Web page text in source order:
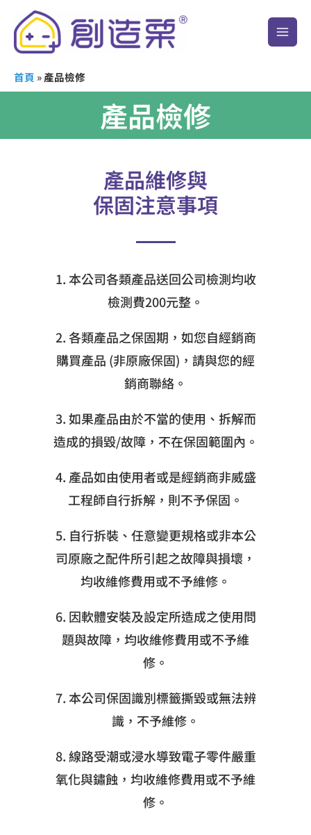
Main
首頁 »產品檢修
產品檢修
產品維修與
保固注意事項
1. 本公司各類產品送回公司檢測均收
檢測費200元整。
2. 各類產品之保固期，如您自經銷商
購買產品 (非原廠保固)，請與您的經
銷商聯絡。
3. 如果產品由於不當的使用、拆解而
造成的損毀/故障，不在保固範圍內。
4. 產品如由使用者或是經銷商非威盛
工程師自行拆解，則不予保固。
5. 自行拆裝、任意變更規格或非本公
司原廠之配件所引起之故障與損壞，
均收維修費用或不予維修。
6. 因軟體安裝及設定所造成之使用問
題與故障，均收維修費用或不予維
修。
7. 本公司保固識別標籤撕毀或無法辨
識，不予維修。
8. 線路受潮或浸水導致電子零件嚴重
氧化與鏽蝕，均收維修費用或不予維
修。